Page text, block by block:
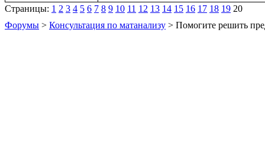
Страницы: 1 2 3 4 5 6 7 8 9 10 11 12 13 14 15 16 17 18 19 20
Форумы > Консультация по матанализу > Помогите решить